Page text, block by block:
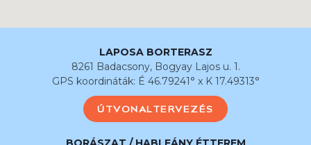
LAPOSA BORTERASZ
8261 Badacsony, Bogyay Lajos u. 1.
GPS koordináták: É 46.79241° x K 17.49313°
ÚTVONALTERVEZÉS